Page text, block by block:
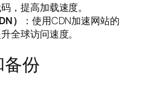
，提高加载速度。
）
：使用CDN加速网站的
全球访问速度。
备份